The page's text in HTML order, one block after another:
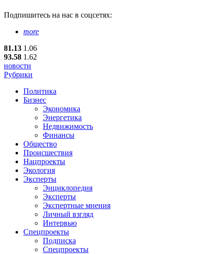
Подпишитесь на нас в соцсетях:
more
81.13 1.06
93.58 1.62
новости
Рубрики
Политика
Бизнес
Экономика
Энергетика
Недвижимость
Финансы
Общество
Происшествия
Нацпроекты
Экология
Эксперты
Энциклопедия
Эксперты
Экспертные мнения
Личный взгляд
Интервью
Спецпроекты
Подписка
Спецпроекты